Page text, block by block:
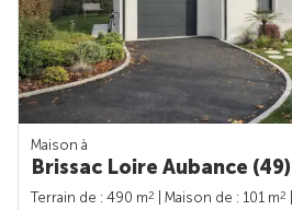
Maison à
Brissac Loire Aubance (49)
Terrain de : 490 m2 | Maison de : 101 m2